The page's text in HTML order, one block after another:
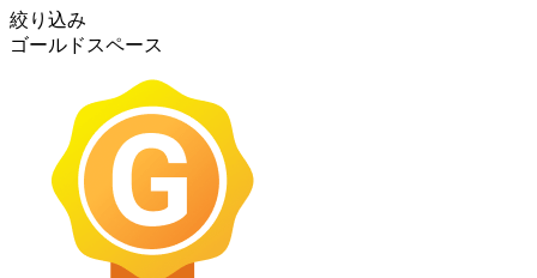
絞り込み
ゴールドスペース